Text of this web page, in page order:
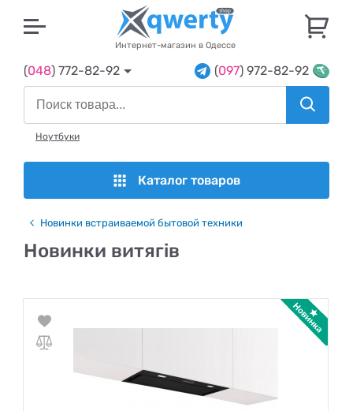
Интернет-магазин в Одессе
(048) 772-82-92 (097) 972-82-92
Ноутбуки
Каталог товаров
Новинки встраиваемой бытовой техники
Новинки витягів